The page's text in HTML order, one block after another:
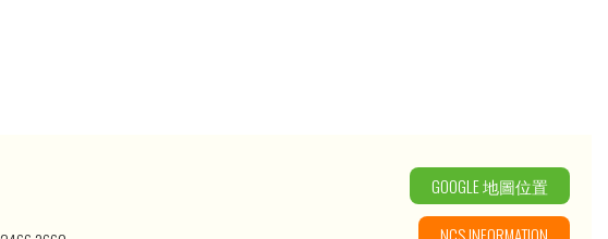
GOOGLE 地圖位置